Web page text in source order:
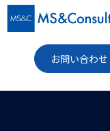
お問い合わせ